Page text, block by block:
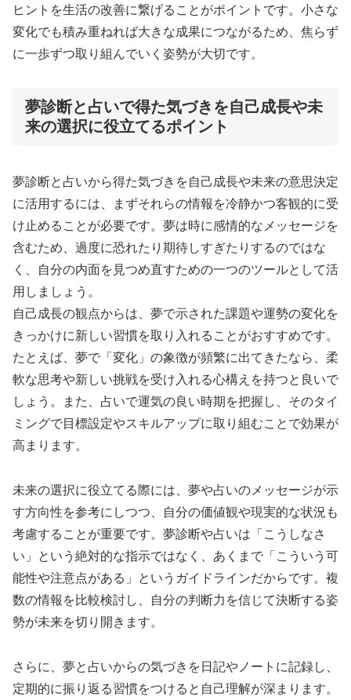
ヒントを生活の改善に繋げることがポイントです。小さな
変化でも積み重ねれば大きな成果につながるため、焦らず
に一歩ずつ取り組んでいく姿勢が大切です。
夢診断と占いで得た気づきを自己成長や未
来の選択に役立てるポイント
夢診断と占いから得た気づきを自己成長や未来の意思決定
に活用するには、まずそれらの情報を冷静かつ客観的に受
け止めることが必要です。夢は時に感情的なメッセージを
含むため、過度に恐れたり期待しすぎたりするのではな
く、自分の内面を見つめ直すための一つのツールとして活
用しましょう。
自己成長の観点からは、夢で示された課題や運勢の変化を
きっかけに新しい習慣を取り入れることがおすすめです。
たとえば、夢で「変化」の象徴が頻繁に出てきたなら、柔
軟な思考や新しい挑戦を受け入れる心構えを持つと良いで
しょう。また、占いで運気の良い時期を把握し、そのタイ
ミングで目標設定やスキルアップに取り組むことで効果が
高まります。
未来の選択に役立てる際には、夢や占いのメッセージが示
す方向性を参考にしつつ、自分の価値観や現実的な状況も
考慮することが重要です。夢診断や占いは「こうしなさ
い」という絶対的な指示ではなく、あくまで「こういう可
能性や注意点がある」というガイドラインだからです。複
数の情報を比較検討し、自分の判断力を信じて決断する姿
勢が未来を切り開きます。
さらに、夢と占いからの気づきを日記やノートに記録し、
定期的に振り返る習慣をつけると自己理解が深まります。